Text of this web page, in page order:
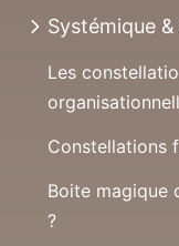
Systémique
Les
Constellations
Boite magique
?